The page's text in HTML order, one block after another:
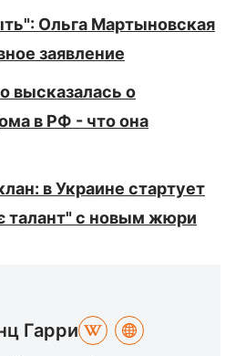
Ольга Мартыновская
заявление
высказалась о
в РФ - что она
в Украине стартует
талант" с новым жюри
Гарри